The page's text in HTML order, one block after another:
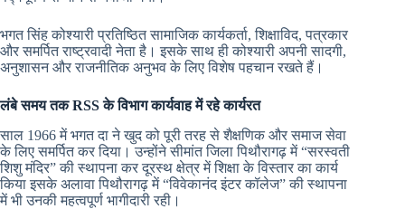
भगत सिंह कोश्यारी प्रतिष्ठित सामाजिक कार्यकर्ता, शिक्षाविद, पत्रकार
और समर्पित राष्ट्रवादी नेता है। इसके साथ ही कोश्यारी अपनी सादगी,
अनुशासन और राजनीतिक अनुभव के लिए विशेष पहचान रखते हैं।
लंबे समय तक RSS के विभाग कार्यवाह में रहे कार्यरत
साल 1966 में भगत दा ने खुद को पूरी तरह से शैक्षणिक और समाज सेवा
के लिए समर्पित कर दिया। उन्होंने सीमांत जिला पिथौरागढ़ में “सरस्वती
शिशु मंदिर” की स्थापना कर दूरस्थ क्षेत्र में शिक्षा के विस्तार का कार्य
किया इसके अलावा पिथौरागढ़ में “विवेकानंद इंटर कॉलेज” की स्थापना
में भी उनकी महत्वपूर्ण भागीदारी रही।